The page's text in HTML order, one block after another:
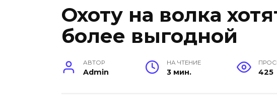
Охоту на волка
более выгодной
АВТОР
Admin
НА ЧТЕНИЕ
3 мин. 425